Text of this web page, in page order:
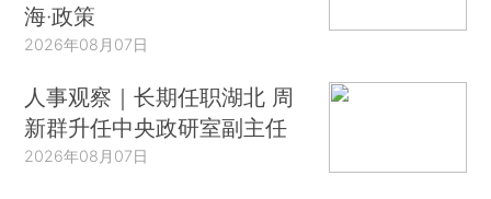
海·政策
2026年08月07日
人事观察｜长期任职湖北 周
新群升任中央政研室副主任
2026年08月07日